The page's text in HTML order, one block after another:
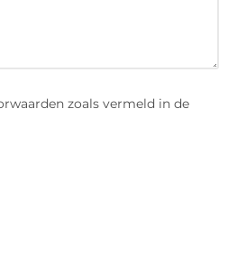
zoals vermeld in de